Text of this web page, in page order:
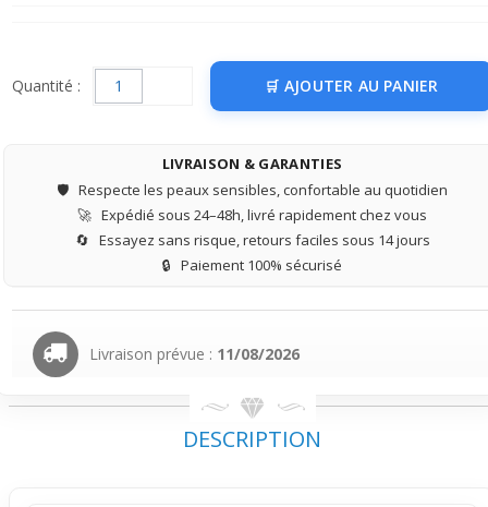
Quantité : AJOUTER AU PANIER
LIVRAISON & GARANTIES
🛡️ Respecte les peaux sensibles, confortable au quotidien
🚀 Expédié sous 24–48h, livré rapidement chez vous
🔄 Essayez sans risque, retours faciles sous 14 jours
🔒 Paiement 100% sécurisé
Livraison prévue : 11/08/2026
DESCRIPTION